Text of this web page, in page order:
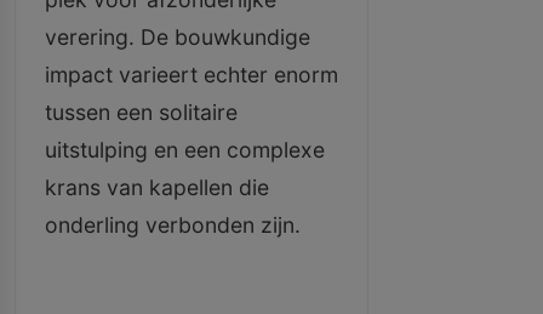
verering. De bouwkundige
impact varieert echter enorm
tussen een solitaire
uitstulping en een complexe
krans van kapellen die
onderling verbonden zijn.